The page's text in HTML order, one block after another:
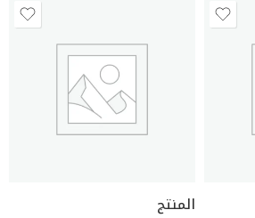
المنتج